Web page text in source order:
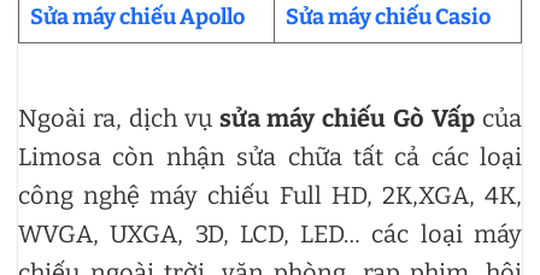
Sửa máy chiếu Apollo Sửa máy chiếu Casio
Ngoài ra, dịch vụ sửa máy chiếu Gò Vấp của
Limosa còn nhận sửa chữa tất cả các loại
công nghệ máy chiếu Full HD, 2K,XGA, 4K,
WVGA, UXGA, 3D, LCD, LED… các loại máy